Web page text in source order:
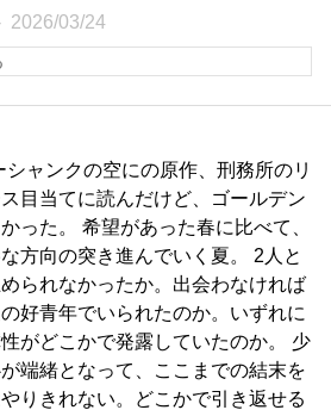
2026/03/24
シャンクの空にの原作、刑務所のリ
目当てに読んだけど、ゴールデン
った。 希望があった春に比べて、
方向の突き進んでいく夏。 2人と
られなかったか。出会わなければ
の好青年でいられたのか。いずれに
がどこかで発露していたのか。 少
端緒となって、ここまでの結末を
りきれない。どこかで引き返せる